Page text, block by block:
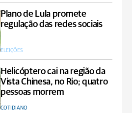
Plano de Lula promete
regulação das redes sociais
ELEIÇÕES
Helicóptero cai na região da
Vista Chinesa, no Rio; quatro
pessoas morrem
COTIDIANO